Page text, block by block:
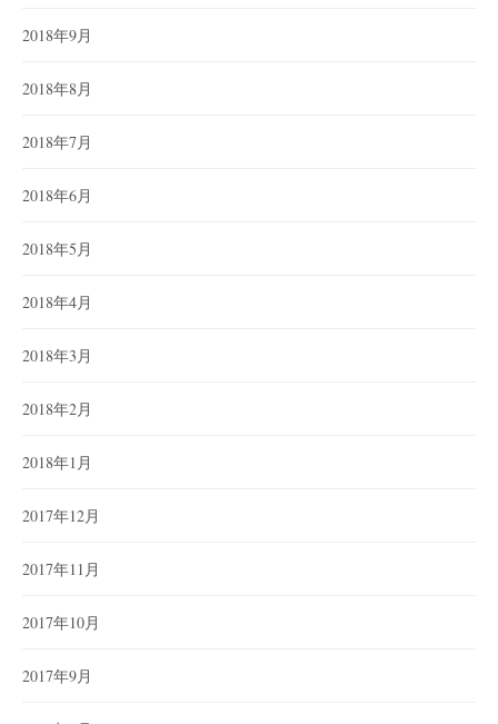
2018年9月
2018年8月
2018年7月
2018年6月
2018年5月
2018年4月
2018年3月
2018年2月
2018年1月
2017年12月
2017年11月
2017年10月
2017年9月